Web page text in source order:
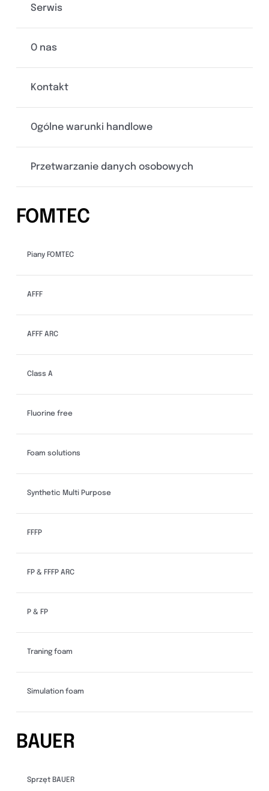
Serwis
O nas
Kontakt
Ogólne warunki handlowe
Przetwarzanie danych osobowych
FOMTEC
Piany FOMTEC
AFFF
AFFF ARC
Class A
Fluorine free
Foam solutions
Synthetic Multi Purpose
FFFP
FP & FFFP ARC
P & FP
Traning foam
Simulation foam
BAUER
Sprzęt BAUER